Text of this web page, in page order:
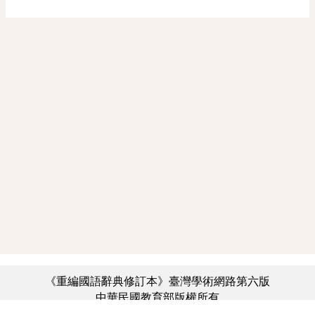
《重編國語辭典修訂本》臺灣學術網路第六版
中華民國教育部版權所有